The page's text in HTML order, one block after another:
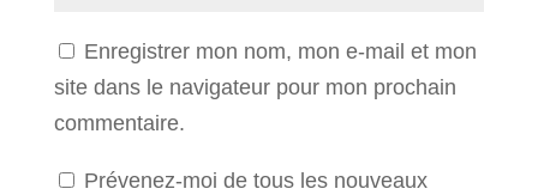
Enregistrer mon nom, mon e-mail et mon
site dans le navigateur pour mon prochain
commentaire.
Prévenez-moi de tous les nouveaux